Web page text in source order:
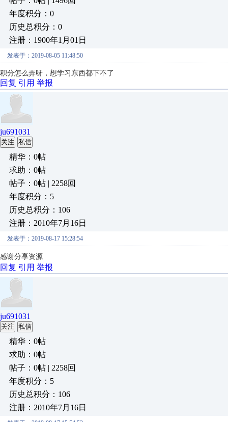
年度积分：0
历史总积分：0
注册：1900年1月01日
发表于：2019-08-05 11:48:50
积分怎么弄呀，想学习东西都下不了
回复 引用 举报
ju691031
关注 私信
精华：0帖
求助：0帖
帖子：0帖 | 2258回
年度积分：5
历史总积分：106
注册：2010年7月16日
发表于：2019-08-17 15:28:54
感谢分享资源
回复 引用 举报
ju691031
关注 私信
精华：0帖
求助：0帖
帖子：0帖 | 2258回
年度积分：5
历史总积分：106
注册：2010年7月16日